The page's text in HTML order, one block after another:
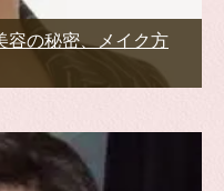
容の秘密、メイク方